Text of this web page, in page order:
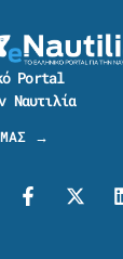
Portal
Ναυτιλία
ΜΑΣ →